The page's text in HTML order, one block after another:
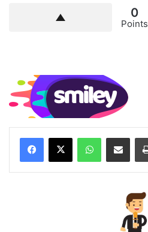
0
Points
WhatsApp
Compartilhar via e-mail